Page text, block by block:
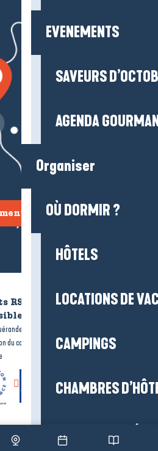
EVENEMENTS
SAVEURS
AGENDA
Organiser
OÙ DORMIR ?
HÔTELS
LOCATIONS DE
CAMPINGS
CHAMBRES
VILLAGES ET
venir ?
RSE
tourisme
du consentement-